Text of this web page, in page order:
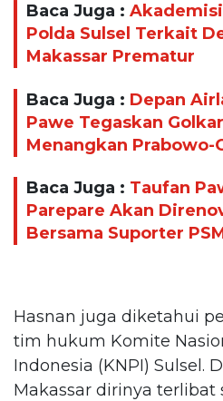
Baca Juga :
Polda Sulsel Terkait
Makassar Prematur
Baca Juga : Depan
Pawe Tegaskan
Menangkan Prabowo-
Baca Juga : Taufan
Parepare Akan
Bersama Suporter
Hasnan juga diketahui
tim hukum Komite
Indonesia (KNPI) Sulsel.
Makassar dirinya terlibat